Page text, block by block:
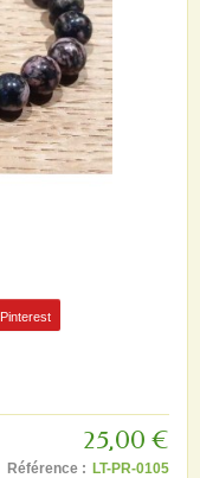
Pinterest
25,00 €
Référence : LT-PR-0105